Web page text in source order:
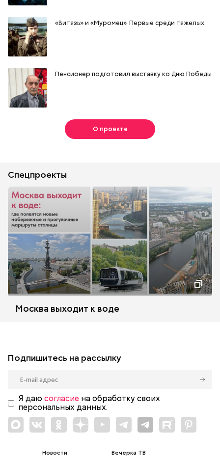
«Витязь» и «Муромец». Первые среди тяжелых
Пенсионер подготовил выставку ко Дню Победы
О проекте
Спецпроекты
Москва выходит к воде
Подпишитесь на рассылку
Я даю согласие на обработку своих
персональных данных.
Новости
Вечерка ТВ